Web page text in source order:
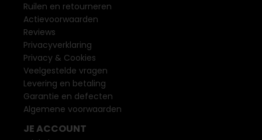
Ruilen en retourneren
Actievoorwaarden
Reviews
Privacyverklaring
Privacy & Cookies
Veelgestelde vragen
Levering en betaling
Garantie en defecten
Algemene voorwaarden
JE ACCOUNT